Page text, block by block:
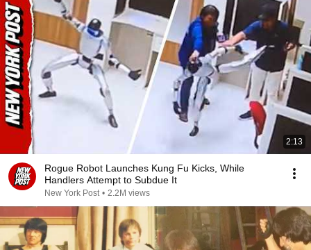
2:13
Rogue Robot Launches Kung Fu Kicks, While
Handlers Attempt to Subdue It
New York Post • 2.2M views